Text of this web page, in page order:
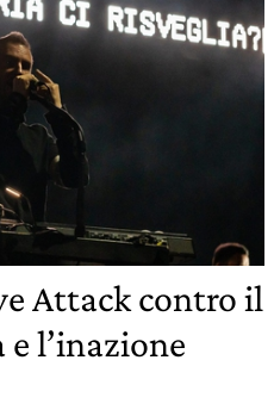
Attack contro il
e l’inazione